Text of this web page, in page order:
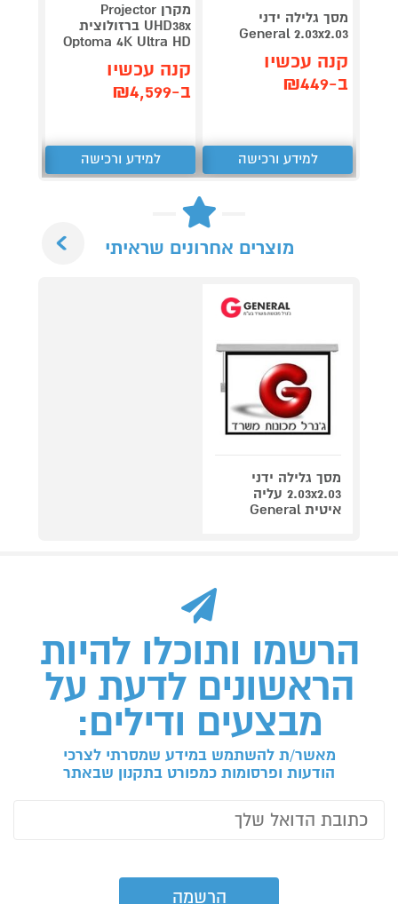
מסך גלילה ידני
General 2.03x2.03
קנה עכשיו
ב-₪449
למידע ורכישה
מקרן Projector
UHD38x ברזולוצית
Optoma 4K Ultra HD
קנה עכשיו
ב-₪4,599
למידע ורכישה
מוצרים אחרונים שראיתי
מסך גלילה ידני
2.03x2.03 עליה
איטית General
הרשמו ותוכלו להיות
הראשונים לדעת על
מבצעים ודילים:
מאשר/ת להשתמש במידע שמסרתי לצרכי
הודעות ופרסומות כמפורט בתקנון שבאתר